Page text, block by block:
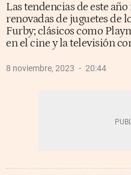
Las tendencias de este
renovadas de juguetes de
Furby; clásicos como
en el cine y la televisión
8 noviembre, 2023 20:44